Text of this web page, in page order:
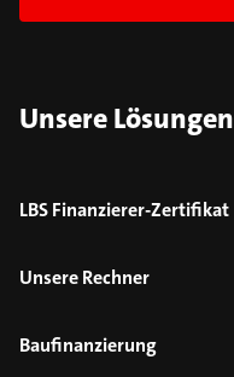
Unsere Lösungen
LBS Finanzierer-Zertifikat
Unsere Rechner
Baufinanzierung